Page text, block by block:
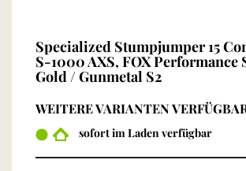
Specialized Stumpjumper 15
S-1000 AXS, FOX Performance
Gold / Gunmetal S2
WEITERE VARIANTEN
sofort im Laden verfügbar